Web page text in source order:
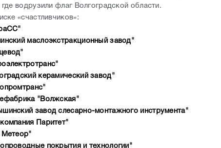
где водрузили флаг Волгоградской области.
«счастливчиков»:
маслоэкстракционный завод"
керамический завод"
"Волжская"
завод слесарно-монтажного инструмента"
Паритет"
покрытия и технологии"